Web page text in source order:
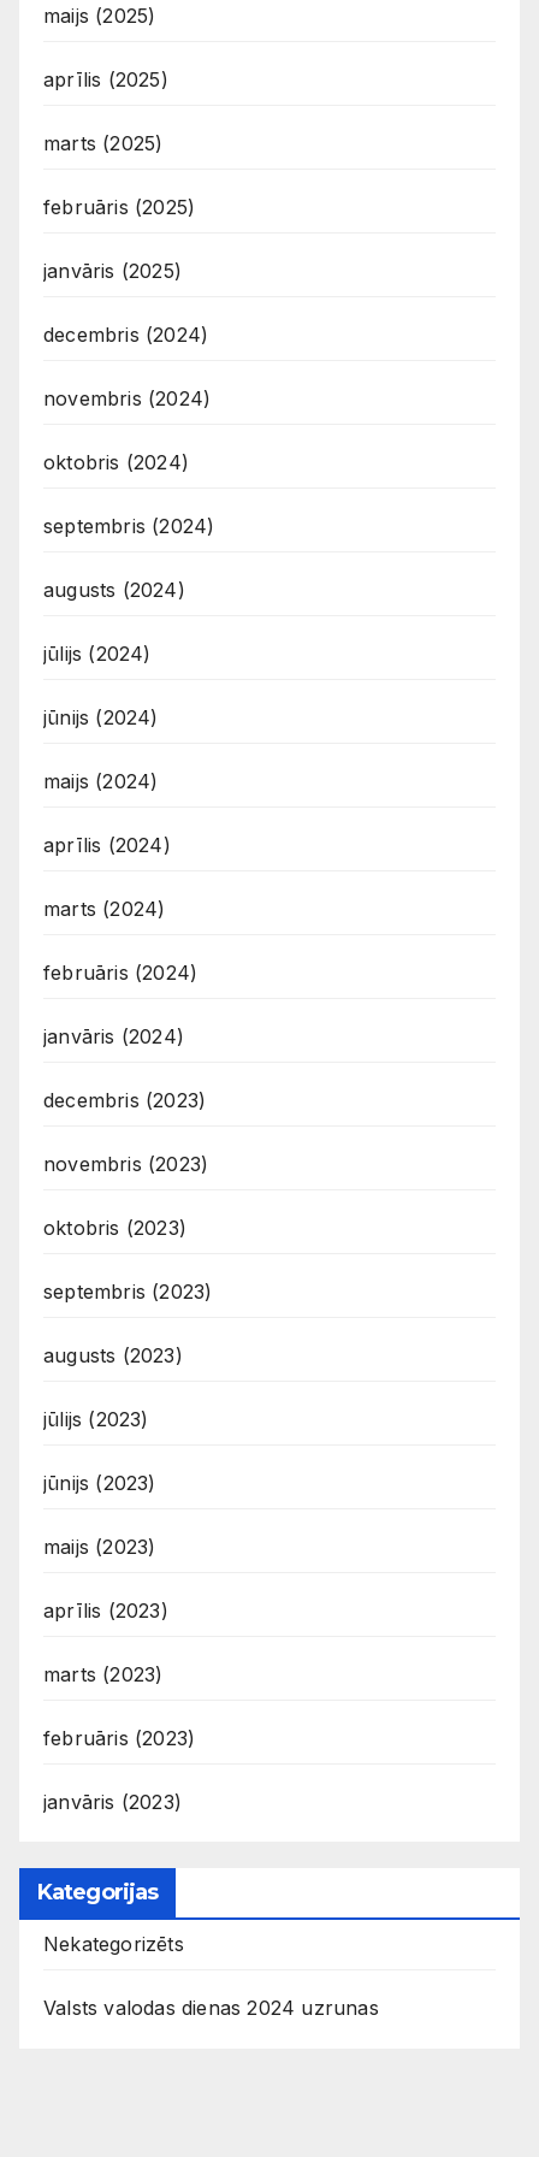
maijs (2025)
aprīlis (2025)
marts (2025)
februāris (2025)
janvāris (2025)
decembris (2024)
novembris (2024)
oktobris (2024)
septembris (2024)
augusts (2024)
jūlijs (2024)
jūnijs (2024)
maijs (2024)
aprīlis (2024)
marts (2024)
februāris (2024)
janvāris (2024)
decembris (2023)
novembris (2023)
oktobris (2023)
septembris (2023)
augusts (2023)
jūlijs (2023)
jūnijs (2023)
maijs (2023)
aprīlis (2023)
marts (2023)
februāris (2023)
janvāris (2023)
Kategorijas
Nekategorizēts
Valsts valodas dienas 2024 uzrunas